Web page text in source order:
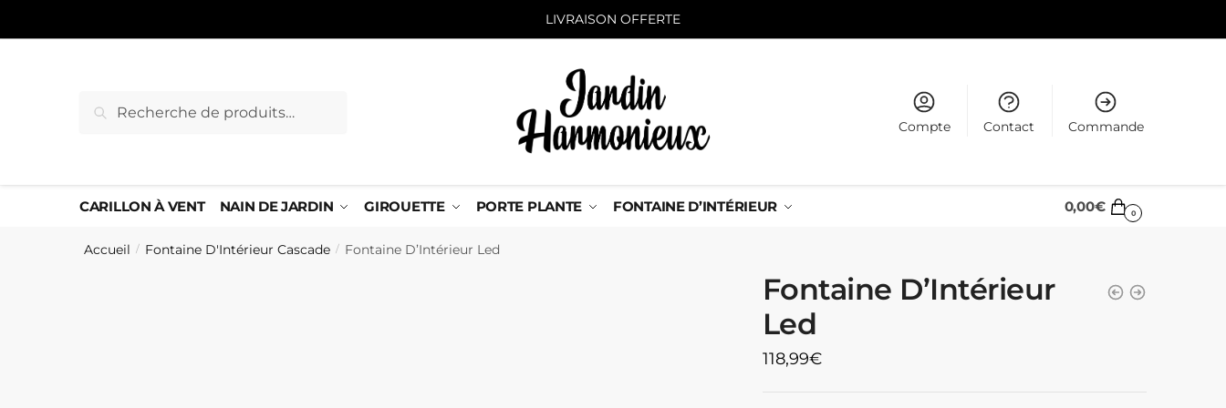
LIVRAISON OFFERTE
pour :
Recherche
Compte Contact Commande
CARILLON À VENT NAIN DE JARDIN GIROUETTE PORTE PLANTE FONTAINE D’INTÉRIEUR 0,00€ 0
Accueil / Fontaine D'Intérieur Cascade / Fontaine D’Intérieur Led
Fontaine D’Intérieur
Led
118,99€